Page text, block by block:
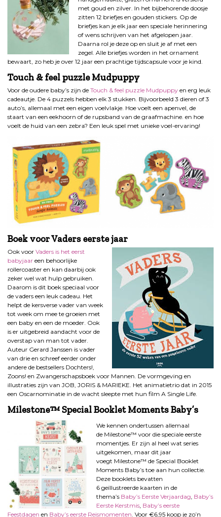
met goud en zilver. In het bijbehorende doosje
zitten 12 briefjes en gouden stickers. Op de
briefjes kan je elk jaar een speciale herinnering
of wens schrijven van het afgelopen jaar.
Daarna rol je deze op en sluit je af met een
zegel. Alle briefjes worden in het ornament
bewaart, zo heb je over 12 jaar een prachtige tijdscapsule voor je kind.
Touch & feel puzzle Mudpuppy
Voor de oudere baby’s zijn de Touch & feel puzzle Mudpuppy en erg leuk
cadeautje. De 4 puzzels hebben elk 3 stukken. Bijvoorbeeld 3 dieren of 3
auto’s, allemaal met een eigen voelvlakje. Hoe voelt een apenvel, de
staart van een eekhoorn of de rupsband van de graafmachine. en hoe
voelt de huid van een zebra? Een leuk spel met unieke voel-ervaring!
Boek voor Vaders eerste jaar
Ook voor Vaders is het eerst
babyjaar een behoorlijke
rollercoaster en kan daarbij ook
zeker wel wat hulp gebruiken.
Daarom is dit boek speciaal voor
de vaders een leuk cadeau. Het
helpt de kersverse vader van week
tot week om mee te groeien met
een baby en een de moeder. Ook
is er uitgebreid aandacht voor de
overstap van man tot vader.
Auteur Gerard Janssen is vader
van drie en schreef eerder onder
andere de bestsellers Dochters!,
Zoons! en Zwangerschapsboek voor Mannen. De vormgeving en
illustraties zijn van JOB, JORIS & MARIEKE. Het animatietrio dat in 2015
een Oscarnominatie in de wacht sleepte met hun film A Single Life.
Milestone™ Special Booklet Moments Baby’s
We kennen ondertussen allemaal
de Milestone™ voor die speciale eerste
momentjes. Er zijn al heel wat series
uitgekomen, maar dit jaar
voegt Milestone™ de Special Booklet
Moments Baby’s toe aan hun collectie.
Deze booklets bevatten
6 geïllustreerde kaarten in de
thema’s Baby’s Eerste Verjaardag, Baby’s
Eerste Kerstmis, Baby’s eerste
Feestdagen en Baby’s eerste Reismomenten. Voor €6,95 koop je zo’n